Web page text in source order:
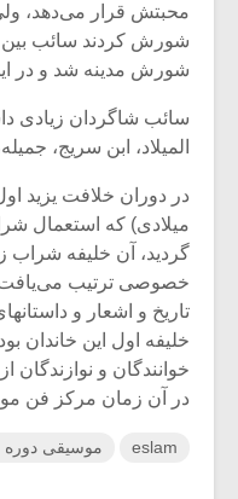
محبتش قرار می‌دهد،
شورش کردند سائب بین
شورش مدینه شد و در این
سائب شاگردان زیادی
المیلاد، ابن سریج،
میلادی) که استعمال
گردید، آن خلیفه شراب
خصوصی ترتیب می‌یافت
تاریخ و اشعار و
خلیفه اول این خاندان
خوانندگان و نوازندگان
در آن زمان مرکز فن
eslam موسیقی دوره